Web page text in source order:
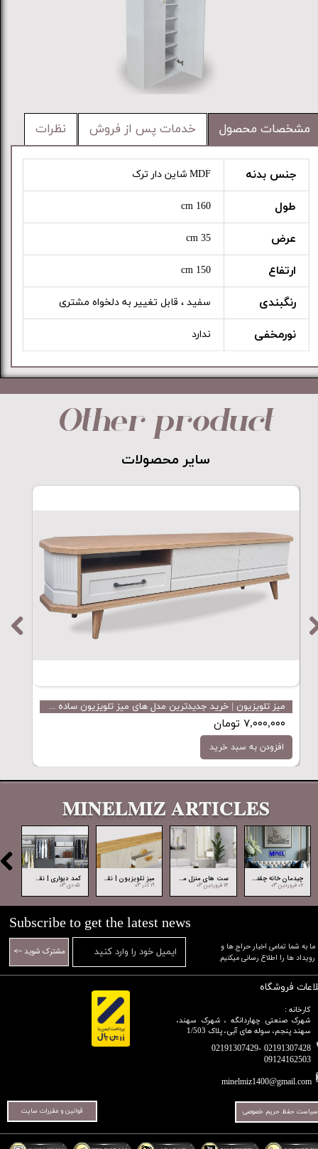
مشخصات محصول خدمات پس از فروش نظرات
جنس بدنه MDF شاین دار ترک
طول 160 cm
عرض 35 cm
ارتفاع 150 cm
رنگبندی سفید ، قابل تغییر به دلخواه مشتری
نورمخفی ندارد
Other product
​​​​​​​سایر محصولات​​​​​​​
میز تلویزیون | خرید جدیدترین مدل های میز تلویزیون ساده و شیک
۷,۰۰۰,۰۰۰ تومان
افزودن به سبد خرید
کمد دیواری | نقش و اهمیت کمد دیواری در دکوراسیون داخلی
۰۵ دی ۰۳
میز تلویزیون | نقش و اهمیت میز تلویزیون در دکوراسیون داخلی خانه
۱۹ آذر ۰۳
ست های منزل مدرن و جدید ، چه نوع ست هایی قدیمی و ناکار آمد هستند؟
۱۴ فروردین ۰۳
چیدمان خانه چقدر مهم و حیاتی است ، طرز صحیح انتخاب وسایل خانه
۰۷ فروردین ۰۳
MINELMIZ ARTICLES
فروشگاه
کارخانه :
شهرک صنعتی چهاردانگه ، شهرک سهند،
سهند پنجم، سوله های آبی، پلاک 1/503
02191307428 -02191307429
09124162503​​​​​​​​​​​​​​​​​​​​​
minelmiz1400@gmail.com
Subscribe to get the latest news
​​​​​​​ما به شما تمامی اخبار حراج ها و
رویداد ها را اطلاع رسانی میکنیم.​​​​​​​
مشترک شوید -->
سیاست حفظ حریم خصوصی قوانین و مقررات سایت